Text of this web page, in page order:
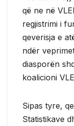
që ne në
regjistrimi i
qeverisja e
ndër
diasporën
koalicioni
Sipas tyre,
Statistikave